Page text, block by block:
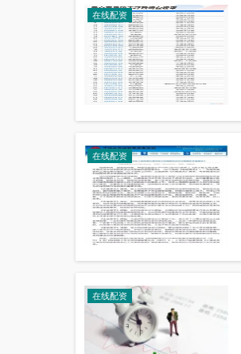
在线配资
在线配资
在线配资